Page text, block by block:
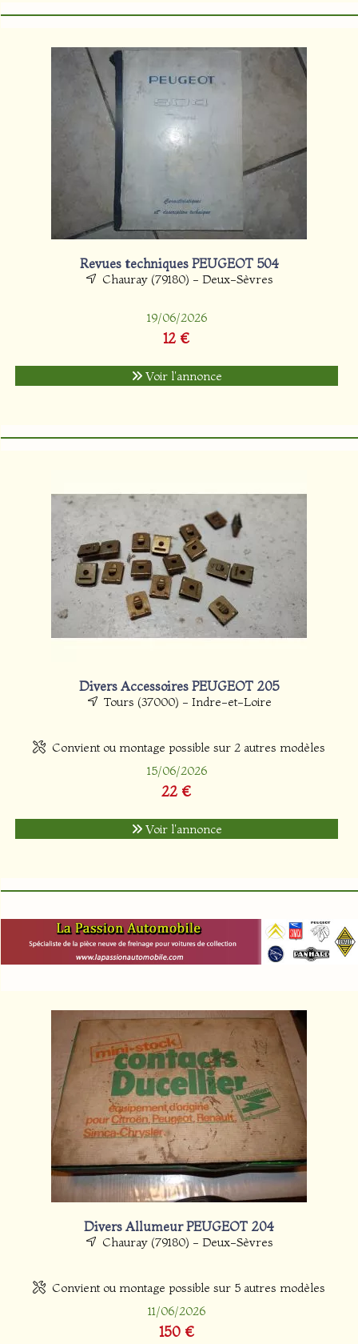
Revues techniques PEUGEOT 504
Chauray (79180) - Deux-Sèvres
19/06/2026
12 €
Voir l'annonce
Divers Accessoires PEUGEOT 205
Tours (37000) - Indre-et-Loire
Convient ou montage possible sur 2 autres modèles
15/06/2026
22 €
Voir l'annonce
Divers Allumeur PEUGEOT 204
Chauray (79180) - Deux-Sèvres
Convient ou montage possible sur 5 autres modèles
11/06/2026
150 €